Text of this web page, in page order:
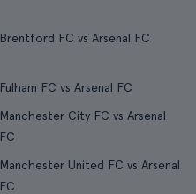
Brentford FC vs Arsenal FC
Fulham FC vs Arsenal FC
Manchester City FC vs Arsenal
FC
Manchester United FC vs Arsenal
FC